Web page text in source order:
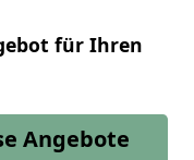
für Ihren
Angebote